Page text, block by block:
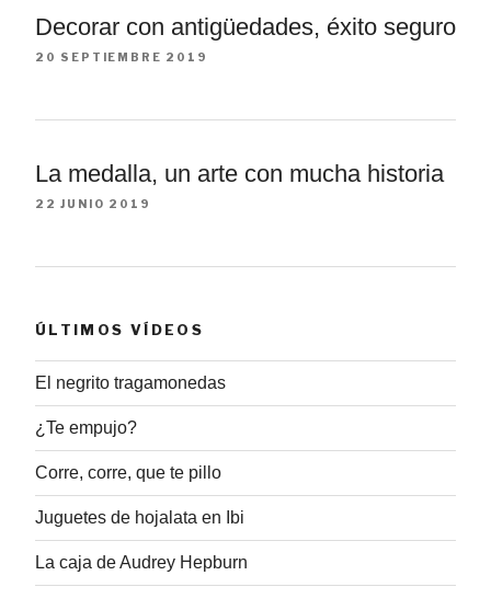
Decorar con antigüedades, éxito seguro
20 SEPTIEMBRE 2019
La medalla, un arte con mucha historia
22 JUNIO 2019
ÚLTIMOS VÍDEOS
El negrito tragamonedas
¿Te empujo?
Corre, corre, que te pillo
Juguetes de hojalata en Ibi
La caja de Audrey Hepburn